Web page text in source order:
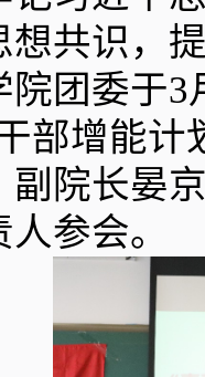
想共识，
院团委于3
部增能
副院长晏
参会。